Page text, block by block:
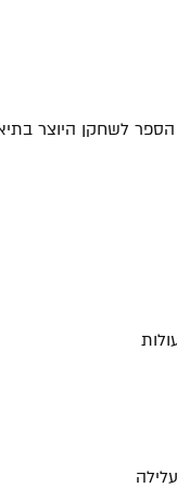
לשחקן היוצר